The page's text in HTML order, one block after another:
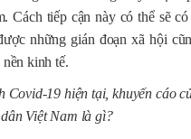
Cách tiếp cận này có thể sẽ
những gián đoạn xã hội
kinh tế.
Covid-19 hiện tại, khuyến cáo
Việt Nam là gì?